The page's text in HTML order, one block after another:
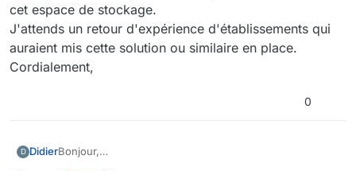
cet espace de stockage.
J'attends un retour d'expérience d'établissements qui
auraient mis cette solution ou similaire en place.
Cordialement,
0
D DidierBonjour,